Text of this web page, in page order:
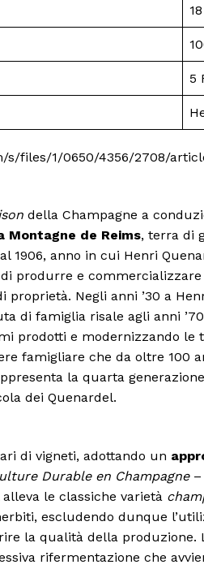
18
5
della Champagne a
Montagne de Reims, terra di
1906, anno in cui Henri
produrre e
proprietà. Negli anni ’30 a
di famiglia risale agli anni
prodotti e modernizzando
famigliare che da oltre 100
la quarta
dei Quenardel.
di vigneti, adottando un
Durable en Champagne–
le classiche varietà
escludendo dunque
la qualità della produzione.
rifermentazione che